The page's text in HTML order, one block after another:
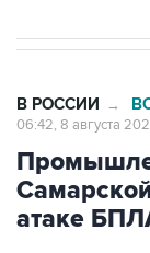
В РОССИИ →
06:42, 8 августа
атаке